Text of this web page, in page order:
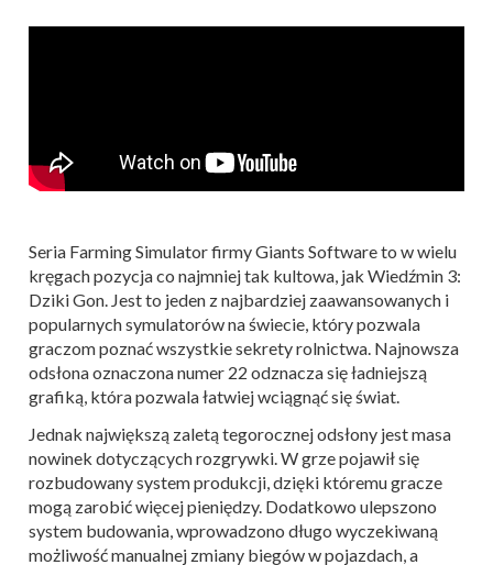
Seria Farming Simulator firmy Giants Software to w wielu
kręgach pozycja co najmniej tak kultowa, jak Wiedźmin 3:
Dziki Gon. Jest to jeden z najbardziej zaawansowanych i
popularnych symulatorów na świecie, który pozwala
graczom poznać wszystkie sekrety rolnictwa. Najnowsza
odsłona oznaczona numer 22 odznacza się ładniejszą
grafiką, która pozwala łatwiej wciągnąć się świat.
Jednak największą zaletą tegorocznej odsłony jest masa
nowinek dotyczących rozgrywki. W grze pojawił się
rozbudowany system produkcji, dzięki któremu gracze
mogą zarobić więcej pieniędzy. Dodatkowo ulepszono
system budowania, wprowadzono długo wyczekiwaną
możliwość manualnej zmiany biegów w pojazdach, a